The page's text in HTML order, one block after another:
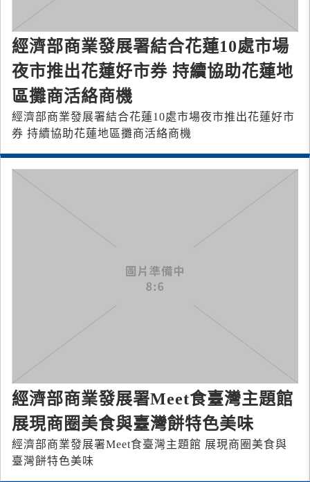
經濟部商業發展署結合花蓮10處市場
夜市推出花蓮好市券 持續協助花蓮地
區攤商活絡商機
經濟部商業發展署結合花蓮10處市場夜市推出花蓮好市
券 持續協助花蓮地區攤商活絡商機
經濟部商業發展署Meet食臺灣主題館
展現商圈美食與臺灣餅特色美味
經濟部商業發展署Meet食臺灣主題館 展現商圈美食與
臺灣餅特色美味